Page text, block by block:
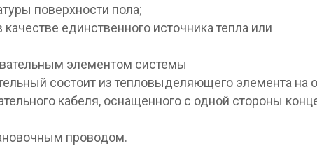
поверхности пола;
единственного источника тепла или
элементом системы
состоит из тепловыделяющего элемента на
кабеля, оснащенного с одной стороны
проводом.